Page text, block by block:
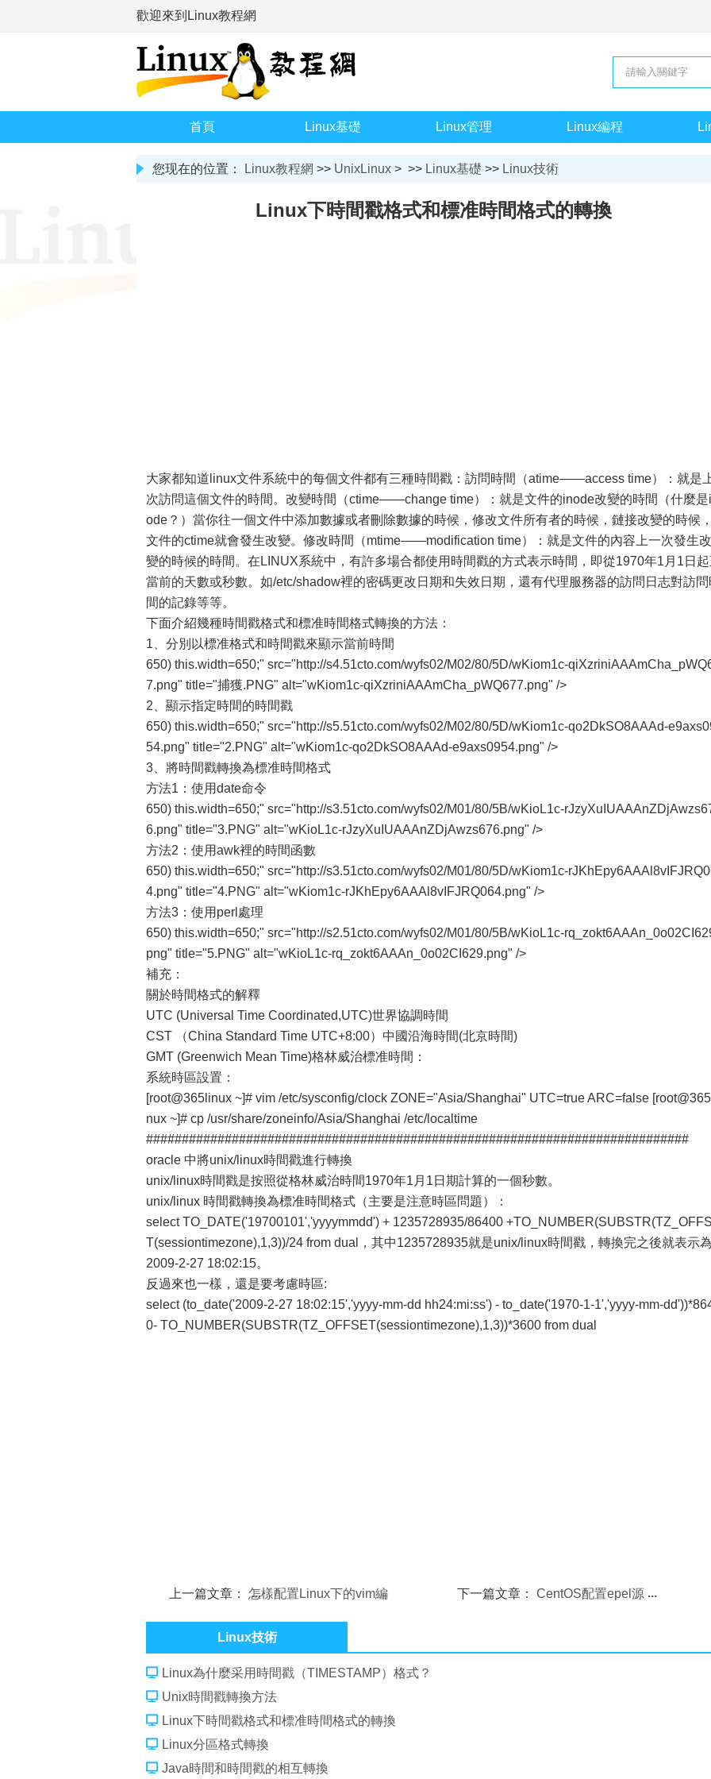
歡迎來到Linux教程網
首頁 Linux基礎 Linux管理 Linux編程
您现在的位置： Linux教程網 >> UnixLinux > >> Linux基礎 >> Linux技術
Linux下時間戳格式和標准時間格式的轉換
大家都知道linux文件系統中的每個文件都有三種時間戳：訪問時間（atime——access time）：就是
次訪問這個文件的時間。改變時間（ctime——change time）：就是文件的inode改變的時間（什麼是
ode？）當你往一個文件中添加數據或者刪除數據的時候，修改文件所有者的時候，鏈接改變的時候，
文件的ctime就會發生改變。修改時間（mtime——modification time）：就是文件的內容上一次發生改
變的時候的時間。在LINUX系統中，有許多場合都使用時間戳的方式表示時間，即從1970年1月1日起
當前的天數或秒數。如/etc/shadow裡的密碼更改日期和失效日期，還有代理服務器的訪問日志對訪問
間的記錄等等。
下面介紹幾種時間戳格式和標准時間格式轉換的方法：
1、分別以標准格式和時間戳來顯示當前時間
650) this.width=650;" src="http://s4.51cto.com/wyfs02/M02/80/5D/wKiom1c-
7.png" title="捕獲.PNG" alt="wKiom1c-qiXzriniAAAmCha_pWQ677.png" />
2、顯示指定時間的時間戳
650) this.width=650;" src="http://s5.51cto.com/wyfs02/M02/80/5D/wKiom1c-qo2DkSO8AAAd-
54.png" title="2.PNG" alt="wKiom1c-qo2DkSO8AAAd-e9axs0954.png" />
3、將時間戳轉換為標准時間格式
方法1：使用date命令
650) this.width=650;" src="http://s3.51cto.com/wyfs02/M01/80/5B/wKioL1c-
6.png" title="3.PNG" alt="wKioL1c-rJzyXuIUAAAnZDjAwzs676.png" />
方法2：使用awk裡的時間函數
650) this.width=650;" src="http://s3.51cto.com/wyfs02/M01/80/5D/wKiom1c-
4.png" title="4.PNG" alt="wKiom1c-rJKhEpy6AAAl8vIFJRQ064.png" />
方法3：使用perl處理
650) this.width=650;" src="http://s2.51cto.com/wyfs02/M01/80/5B/wKioL1c-
png" title="5.PNG" alt="wKioL1c-rq_zokt6AAAn_0o02CI629.png" />
補充：
關於時間格式的解釋
UTC (Universal Time Coordinated,UTC)世界協調時間
CST （China Standard Time UTC+8:00）中國沿海時間(北京時間)
GMT (Greenwich Mean Time)格林威治標准時間：
系統時區設置：
[root@365linux ~]# vim /etc/sysconfig/clock ZONE="Asia/Shanghai" UTC=true ARC=false
nux ~]# cp /usr/share/zoneinfo/Asia/Shanghai /etc/localtime
############################################################################
oracle 中將unix/linux時間戳進行轉換
unix/linux時間戳是按照從格林威治時間1970年1月1日期計算的一個秒數。
unix/linux 時間戳轉換為標准時間格式（主要是注意時區問題）：
select TO_DATE('19700101','yyyymmdd') + 1235728935/86400
T(sessiontimezone),1,3))/24 from dual，其中1235728935就是unix/linux時間戳，轉換完之後就表示為
2009-2-27 18:02:15。
反過來也一樣，還是要考慮時區:
select (to_date('2009-2-27 18:02:15','yyyy-mm-dd hh24:mi:ss') - to_date('1970-1-1','yyyy-mm-
0- TO_NUMBER(SUBSTR(TZ_OFFSET(sessiontimezone),1,3))*3600 from dual
上一篇文章：怎樣配置Linux下的vim編
下一篇文章： CentOS配置epel源
Linux技術
Linux為什麼采用時間戳（TIMESTAMP）格式？
Unix時間戳轉換方法
Linux下時間戳格式和標准時間格式的轉換
Linux分區格式轉換
Java時間和時間戳的相互轉換